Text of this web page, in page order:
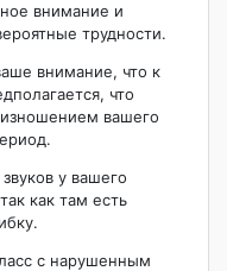
внимание и
трудности.
внимание, что к
что
вашего
у вашего
как там есть
с нарушенным